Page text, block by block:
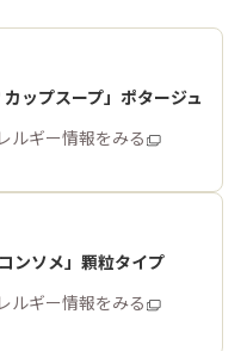
ップスープ」ポタージュ
ルギー情報をみる
ンソメ」顆粒タイプ
ルギー情報をみる